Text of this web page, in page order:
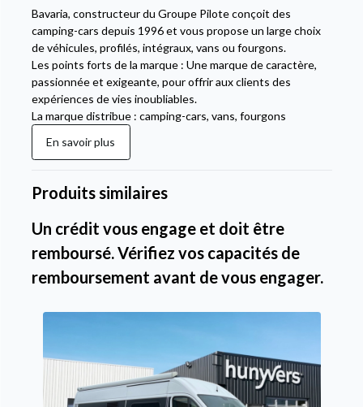
Bavaria, constructeur du Groupe Pilote conçoit des
camping-cars depuis 1996 et vous propose un large choix
de véhicules, profilés, intégraux, vans ou fourgons.
Les points forts de la marque : Une marque de caractère,
passionnée et exigeante, pour offrir aux clients des
expériences de vies inoubliables.
La marque distribue : camping-cars, vans, fourgons
En savoir plus
Produits similaires
Un crédit vous engage et doit être
remboursé. Vérifiez vos capacités de
remboursement avant de vous engager.